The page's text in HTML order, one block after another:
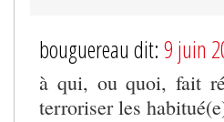
bouguereau dit: 9 juin
à qui, ou quoi, fait
terroriser les